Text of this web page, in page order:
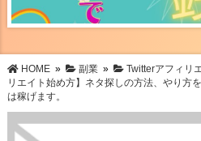
HOME» 副業» Twitterアフィリ
リエイト始め方】ネタ探しの方法、やり方
は稼げます。